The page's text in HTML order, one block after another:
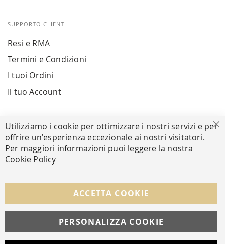
SUPPORTO CLIENTI
Resi e RMA
Termini e Condizioni
I tuoi Ordini
Il tuo Account
Facebook Instagram Whatsapp
© Copyright MAV Arreda s.r.l. | P.IVA IT05919160969
Via Galileo Galilei, 14 | Milano
Utilizziamo i cookie per ottimizzare i nostri servizi e per
offrire un'esperienza eccezionale ai nostri visitatori.
Per maggiori informazioni puoi leggere la nostra
Cookie Policy
ACCETTA COOKIE
PERSONALIZZA COOKIE